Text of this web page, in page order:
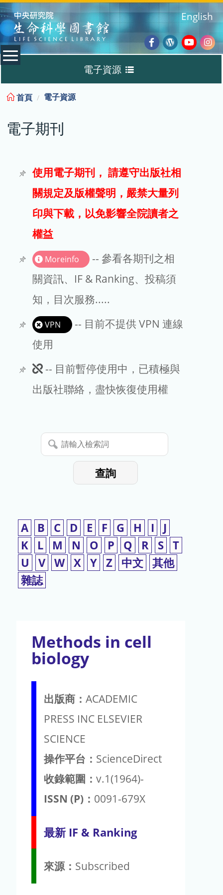
:::
Facebook
Wordpress
English
電子資源
電子期刊
試用
文章處理費
EndNote
首頁 電子資源
電子期刊
使用電子期刊， 請遵守出版社相
關規定及版權聲明，嚴禁大量列
印與下載，以免影響全院讀者之
權益
Moreinfo
-- 參看各期刊之相
關資訊、IF & Ranking、投稿須
知，目次服務.....
VPN
-- 目前不提供 VPN 連線
使用
此
期
暫
停
-- 目前暫停使用中，已積極與
出版社聯絡，盡快恢復使用權
請
輸
查詢
A B C D E F G H I
J
K
L M N O P Q R S T
U
V W X Y Z 中文 其他
雜誌
Methods in cell
biology
出版商： ACADEMIC
PRESS INC ELSEVIER
SCIENCE
操作平台： ScienceDirect
收錄範圍： v.1(1964)-
ISSN (P)： 0091-679X
最新 IF & Ranking
來源： Subscribed